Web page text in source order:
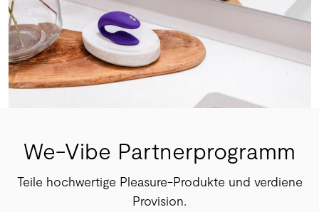
We-Vibe Partnerprogramm
Teile hochwertige Pleasure-Produkte und verdiene
Provision.